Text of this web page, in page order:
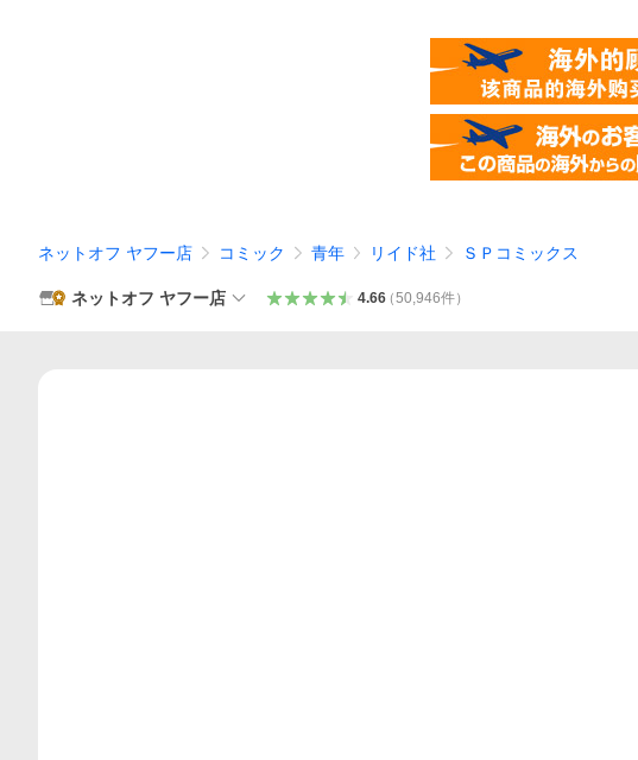
ネットオフ ヤフー店 コミック 青年 リイド社 ＳＰコミックス
ネットオフ ヤフー店 4.66（50,946件）